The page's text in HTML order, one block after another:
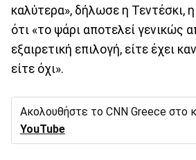
καλύτερα», δήλωσε η Τεντέσκι,
ότι «το ψάρι αποτελεί γενικώς
εξαιρετική επιλογή, είτε έχει
είτε όχι».
Ακολουθήστε το CNN Greece στο
YouTube